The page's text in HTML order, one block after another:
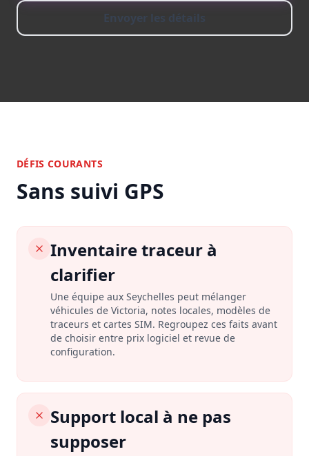
Envoyer les détails
DÉFIS COURANTS
Sans suivi GPS
Inventaire traceur à
clarifier
Une équipe aux Seychelles peut mélanger
véhicules de Victoria, notes locales, modèles de
traceurs et cartes SIM. Regroupez ces faits avant
de choisir entre prix logiciel et revue de
configuration.
Support local à ne pas
supposer